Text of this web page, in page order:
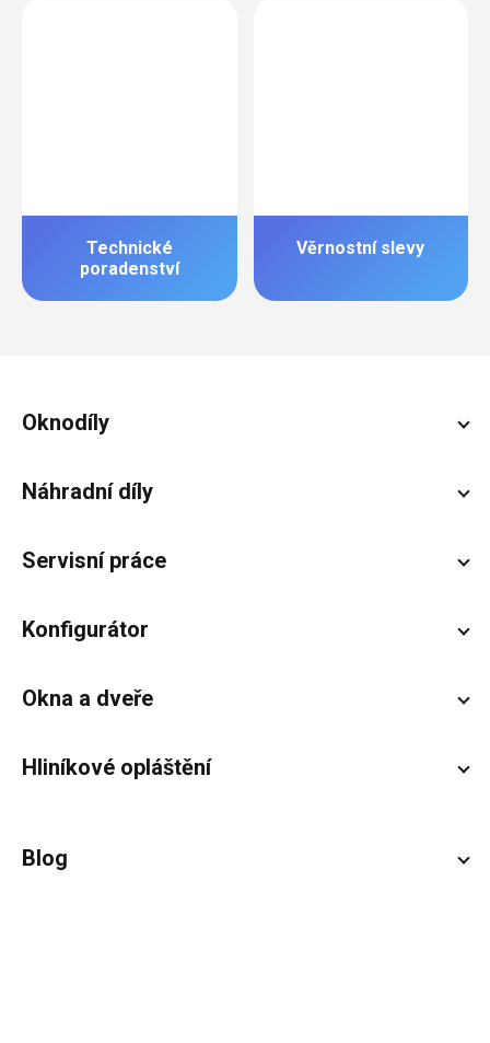
Technické
poradenství
Věrnostní slevy
Zápatí
Oknodíly
Náhradní díly
Servisní práce
Konfigurátor
Okna a dveře
Hliníkové opláštění
Blog